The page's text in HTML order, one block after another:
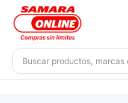
Ir al contenido